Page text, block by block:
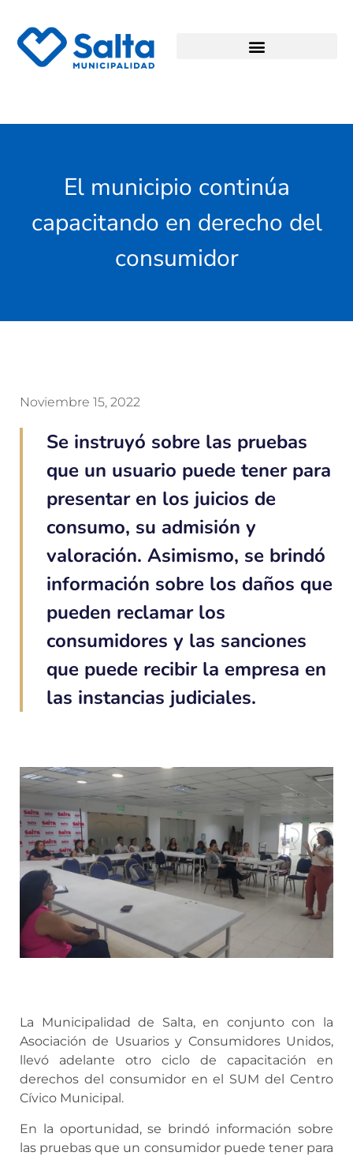
El municipio continúa
capacitando en derecho del
consumidor
Noviembre 15, 2022
Se instruyó sobre las pruebas
que un usuario puede tener para
presentar en los juicios de
consumo, su admisión y
valoración. Asimismo, se brindó
información sobre los daños que
pueden reclamar los
consumidores y las sanciones
que puede recibir la empresa en
las instancias judiciales.
La Municipalidad de Salta, en conjunto con la
Asociación de Usuarios y Consumidores Unidos,
llevó adelante otro ciclo de capacitación en
derechos del consumidor en el SUM del Centro
Cívico Municipal.
En la oportunidad, se brindó información sobre
las pruebas que un consumidor puede tener para